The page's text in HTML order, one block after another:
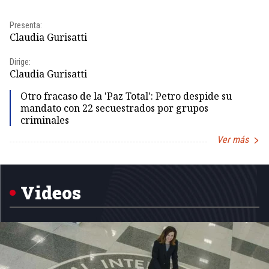
Presenta:
Claudia Gurisatti
Dirige:
Claudia Gurisatti
Otro fracaso de la 'Paz Total': Petro despide su
mandato con 22 secuestrados por grupos
criminales
Ver más
1
Videos